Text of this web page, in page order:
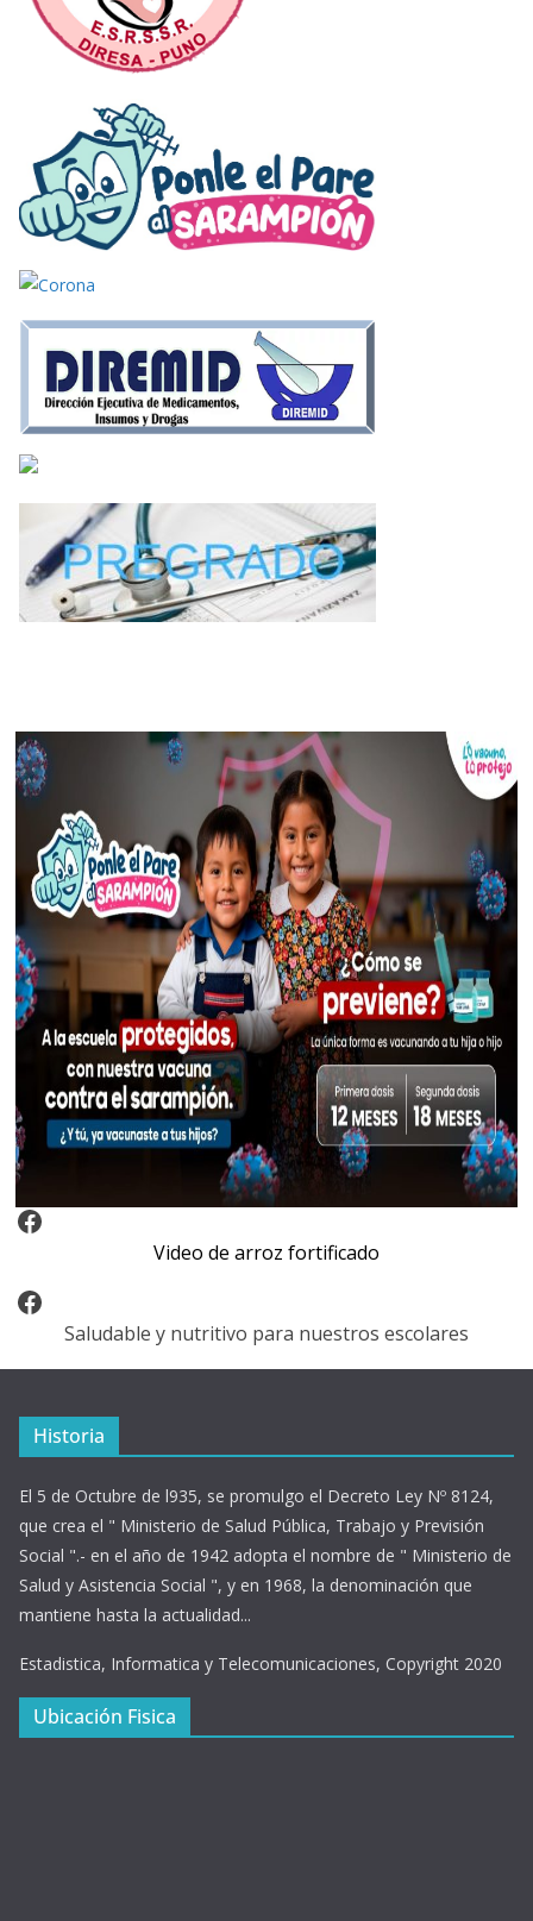
Video Arroz Fortificado
Video de arroz fortificado
Facebook
Saludable y nutritivo para nuestros escolares
Historia
El 5 de Octubre de l935, se promulgo el Decreto Ley Nº 8124,
que crea el " Ministerio de Salud Pública, Trabajo y Previsión
Social ".- en el año de 1942 adopta el nombre de " Ministerio de
Salud y Asistencia Social ", y en 1968, la denominación que
mantiene hasta la actualidad...
Estadistica, Informatica y Telecomunicaciones, Copyright 2020
Ubicación Fisica